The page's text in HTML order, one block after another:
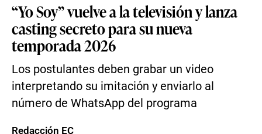
“Yo Soy” vuelve a la televisión y lanza
casting secreto para su nueva
temporada 2026
Los postulantes deben grabar un video
interpretando su imitación y enviarlo al
número de WhatsApp del programa
Redacción EC